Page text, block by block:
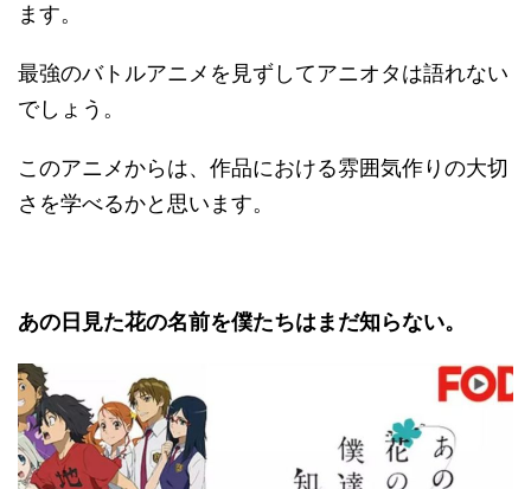
ます。
最強のバトルアニメを見ずしてアニオタは語れない
でしょう。
このアニメからは、作品における雰囲気作りの大切
さを学べるかと思います。
あの日見た花の名前を僕たちはまだ知らない。